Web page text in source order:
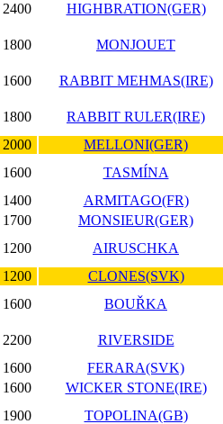
2400 HIGHBRATION(GER)
1800 MONJOUET
1600 RABBIT MEHMAS(IRE)
1800
RABBIT RULER(IRE)
2000
MELLONI(GER)
1600
TASMÍNA
1400
ARMITAGO(FR)
1700
MONSIEUR(GER)
1200
AIRUSCHKA
1200
CLONES(SVK)
1600 BOUŘKA
2200
RIVERSIDE
1600
FERARA(SVK)
1600
WICKER STONE(IRE)
1900 TOPOLINA(GB)